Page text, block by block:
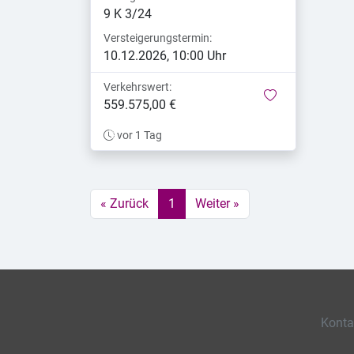
9 K 3/24
Versteigerungstermin:
10.12.2026, 10:00 Uhr
Verkehrswert:
559.575,00 €
merken
vor 1 Tag
« Zurück 1 Weiter »